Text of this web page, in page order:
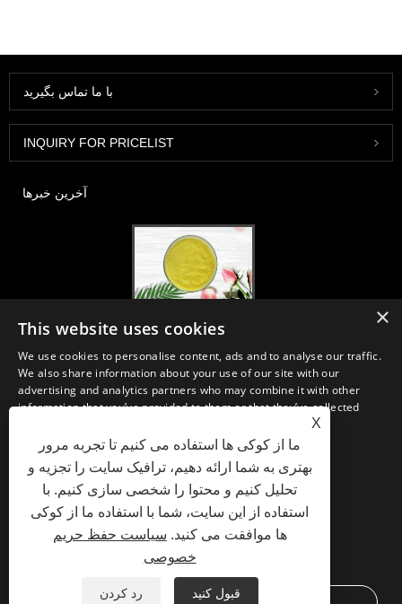
با ما تماس بگیرید
INQUIRY FOR PRICELIST
آخرین خبرها
ما مواد اولیه و فرآورده های اساسی مواد مغذی ، مکمل ها و صنایع غذایی و
آشامیدنی کاربردی را از تولیدات اولیه تولید مستقر در چین ، ژاپن و کره تولید ،
بازاریابی و توزیع می کنیم ، جایی که ما چندین سال تجربه داریم و بسیار خوب
مستقر هستیم. تخصص و اعتبار ما در تأمین منابع به نفع شرکای ما در سراسر
پیوندها Sitemap RSS XML Privacy Policy
X
ما از کوکی ها استفاده می کنیم تا تجربه مرور
بهتری به شما ارائه دهیم، ترافیک سایت را تجزیه و
تحلیل کنیم و محتوا را شخصی سازی کنیم. با
استفاده از این سایت، شما با استفاده ما از کوکی
ها موافقت می کنید. سیاست حفظ حریم
خصوصی
رد کردن قبول کنید
×
This website uses cookies
We use cookies to personalise content, ads and to analyse our traffic.
We also share information about your use of our site with our
advertising and analytics partners who may combine it with other
information that you’ve provided to them or that they’ve collected
STRICTLY NECESSARY
PERFORMANCE
TARGETING FUNCTIONALITY
UNCLASSIFIED